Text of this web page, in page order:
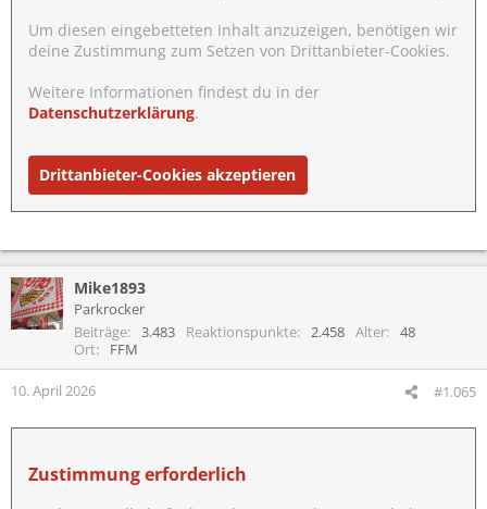
Um diesen eingebetteten Inhalt anzuzeigen, benötigen wir
deine Zustimmung zum Setzen von Drittanbieter-Cookies.
Weitere Informationen findest du in der
Datenschutzerklärung.
Drittanbieter-Cookies akzeptieren
Mike1893
Parkrocker
Beiträge
3.483 Reaktionspunkte 2.458 Alter
48
Ort
FFM
10. April 2026 #1.065
Zustimmung erforderlich